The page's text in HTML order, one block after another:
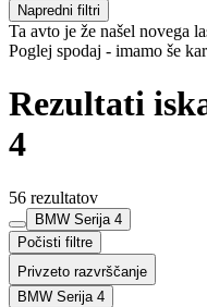
Napredni filtri
Ta avto je že našel novega
Poglej spodaj - imamo še
Rezultati
4
56 rezultatov
BMW Serija 4
Počisti filtre
Privzeto razvrščanje
BMW Serija 4